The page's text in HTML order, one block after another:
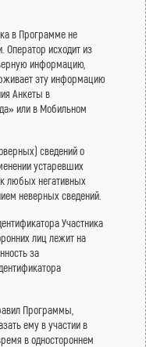
в Программе не
Оператор исходит из
информацию,
эту информацию
Анкеты в
или в Мобильном
сведений о
устаревших
любых негативных
неверных сведений.
Участника
лиц лежит на
за
Программы,
ему в участии в
в одностороннем